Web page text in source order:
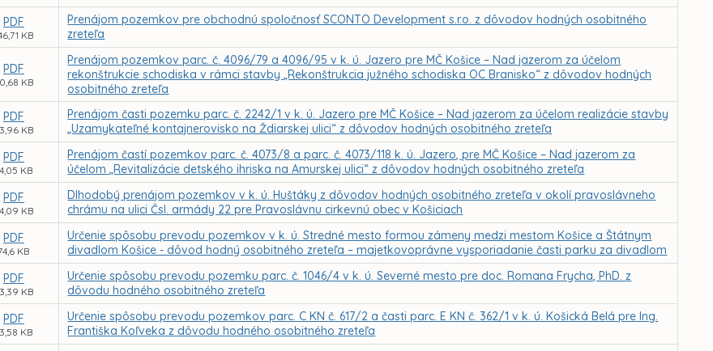
PDF
KB
Prenájom pozemkov pre obchodnú spoločnosť SCONTO Development s.r.o. z dôvodov hodných osobitného
zreteľa
PDF
KB
Prenájom pozemkov parc. č. 4096/79 a 4096/95 v k. ú. Jazero pre MČ Košice – Nad jazerom za účelom
rekonštrukcie schodiska v rámci stavby „Rekonštrukcia južného schodiska OC Branisko“ z dôvodov hodných
osobitného zreteľa
PDF
KB
Prenájom časti pozemku parc. č. 2242/1 v k. ú. Jazero pre MČ Košice – Nad jazerom za účelom realizácie stavby
„Uzamykateľné kontajnerovisko na Ždiarskej ulici“ z dôvodov hodných osobitného zreteľa
PDF
KB
Prenájom častí pozemkov parc. č. 4073/8 a parc. č. 4073/118 k. ú. Jazero, pre MČ Košice – Nad jazerom za
účelom „Revitalizácie detského ihriska na Amurskej ulici“ z dôvodov hodných osobitného zreteľa
PDF
KB
Dlhodobý prenájom pozemkov v k. ú. Huštáky z dôvodov hodných osobitného zreteľa v okolí pravoslávneho
chrámu na ulici Čsl. armády 22 pre Pravoslávnu cirkevnú obec v Košiciach
PDF
KB
Určenie spôsobu prevodu pozemkov v k. ú. Stredné mesto formou zámeny medzi mestom Košice a Štátnym
divadlom Košice - dôvod hodný osobitného zreteľa – majetkovoprávne vysporiadanie časti parku za divadlom
PDF
KB
Určenie spôsobu prevodu pozemku parc. č. 1046/4 v k. ú. Severné mesto pre doc. Romana Frycha, PhD. z
dôvodu hodného osobitného zreteľa
PDF
KB
Určenie spôsobu prevodu pozemkov parc. C KN č. 617/2 a časti parc. E KN č. 362/1 v k. ú. Košická Belá pre Ing.
Františka Koľveka z dôvodu hodného osobitného zreteľa